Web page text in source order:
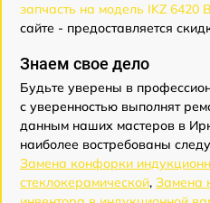
запчасть на модель IKZ 6420
сайте - предоставляется
Знаем свое дело
Будьте уверены в
с уверенностью выполнят
данным наших мастеров в
наиболее востребованы
Замена конфорки
стеклокерамической, Замена